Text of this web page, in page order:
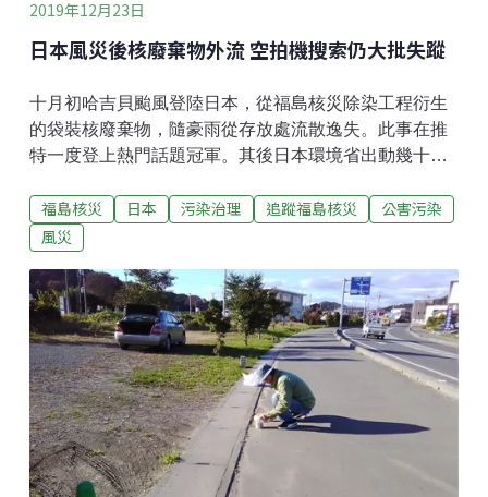
2019年12月23日
日本風災後核廢棄物外流 空拍機搜索仍大批失蹤
十月初哈吉貝颱風登陸日本，從福島核災除染工程衍生
的袋裝核廢棄物，隨豪雨從存放處流散逸失。此事在推
特一度登上熱門話題冠軍。其後日本環境省出動幾十名
獲。而有學者指出，相較於袋裝核廢外流，原本滿山遍
野的污染還嚴重得多。
福島核災 日本 污染治理 追蹤福島核災
公害污染
風災